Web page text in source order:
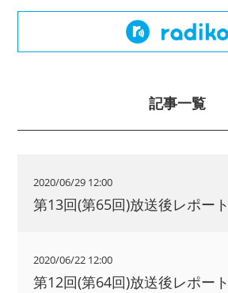
記事一覧
2020/06/29 12:00
第13回(第65回)放送後レポー
2020/06/22 12:00
第12回(第64回)放送後レポー